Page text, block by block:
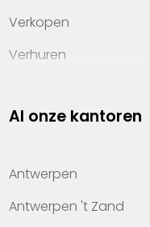
Verkopen
Verhuren
Property management
Kennis van wonen
Kantoren
Al onze kantoren
Antwerpen
Antwerpen 't Zand